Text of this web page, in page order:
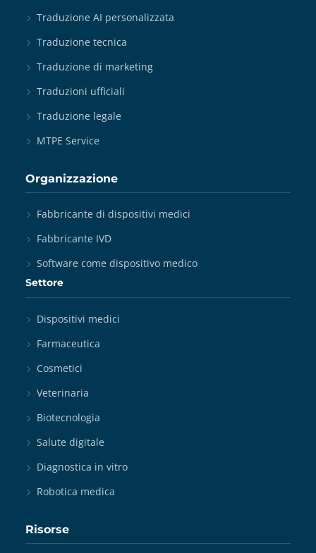
Traduzione AI personalizzata
Traduzione tecnica
Traduzione di marketing
Traduzioni ufficiali
Traduzione legale
MTPE Service
Organizzazione
Fabbricante di dispositivi medici
Fabbricante IVD
Software come dispositivo medico
Settore
Dispositivi medici
Farmaceutica
Cosmetici
Veterinaria
Biotecnologia
Salute digitale
Diagnostica in vitro
Robotica medica
Risorse